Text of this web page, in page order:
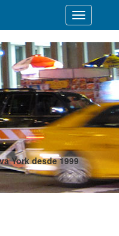
York desde 1999
Desplegar